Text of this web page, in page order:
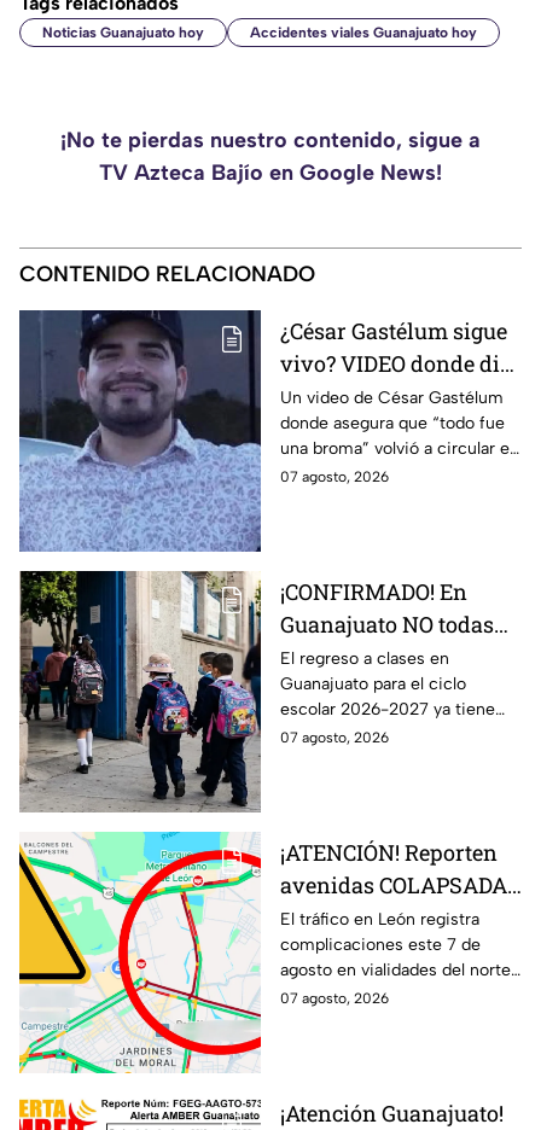
Noticias Guanajuato hoy Accidentes viales Guanajuato hoy
¡No te pierdas nuestro contenido, sigue a
TV Azteca Bajío en Google News!
CONTENIDO RELACIONADO
¿César Gastélum sigue
vivo? VIDEO donde dice
que “todo fue una
broma” SE VIRALIZA
en redes; esto se sabe
Un video de César Gastélum
donde asegura que “todo fue
una broma” volvió a circular en
redes sociales y generó dudas
07 agosto, 2026
¡CONFIRMADO! En
Guanajuato NO todas
las escuelas regresan a
clases el 31 de agosto;
esto debes saber
El regreso a clases en
Guanajuato para el ciclo
escolar 2026-2027 ya tiene
fecha, pero no todos los
07 agosto, 2026
¡ATENCIÓN! Reporten
avenidas COLAPSADAS
en el Morelos, Las
Torres y San Juan
Bosco, en León HOY 7
de agosto ¿Qué pasó?
El tráfico en León registra
complicaciones este 7 de
agosto en vialidades del norte
de la ciudad. Bulevar Morelos,
07 agosto, 2026
¡Atención Guanajuato!